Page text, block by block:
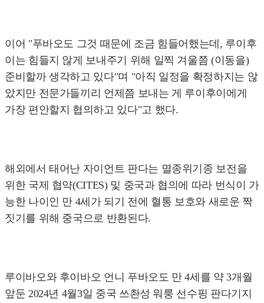
이어 "푸바오도 그것 때문에 조금 힘들어했는데, 루이후
이는 힘들지 않게 보내주기 위해 일찍 겨울쯤 (이동을)
준비할까 생각하고 있다"며 "아직 일정을 확정하지는 않
았지만 전문가들끼리 언제쯤 보내는 게 루이후이에게
가장 편안할지 협의하고 있다"고 했다.
해외에서 태어난 자이언트 판다는 멸종위기종 보전을
위한 국제 협약(CITES) 및 중국과 협의에 따라 번식이 가
능한 나이인 만 4세가 되기 전에 혈통 보호와 새로운 짝
짓기를 위해 중국으로 반환된다.
루이바오와 후이바오 언니 푸바오도 만 4세를 약 3개월
앞둔 2024년 4월3일 중국 쓰촨성 워룽 선수핑 판다기지